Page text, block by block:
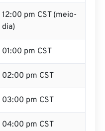
12:00 pm CST (meio-
dia)
01:00 pm CST
02:00 pm CST
03:00 pm CST
04:00 pm CST